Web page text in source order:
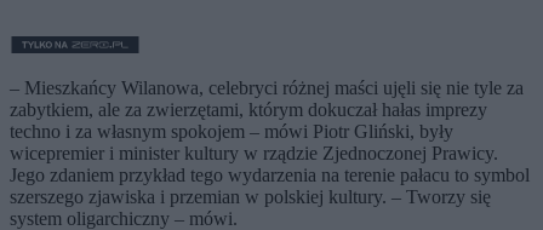
– Mieszkańcy Wilanowa, celebryci różnej maści ujęli się nie tyle za
zabytkiem, ale za zwierzętami, którym dokuczał hałas imprezy
techno i za własnym spokojem – mówi Piotr Gliński, były
wicepremier i minister kultury w rządzie Zjednoczonej Prawicy.
Jego zdaniem przykład tego wydarzenia na terenie pałacu to symbol
szerszego zjawiska i przemian w polskiej kultury. – Tworzy się
system oligarchiczny – mówi.